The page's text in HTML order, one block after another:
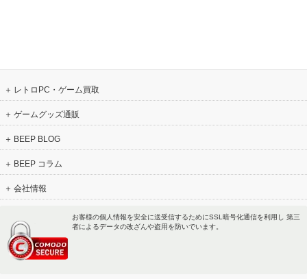
レトロPC・ゲーム買取
ゲームグッズ通販
BEEP BLOG
BEEP コラム
会社情報
お客様の個人情報を安全に送受信するためにSSL暗号化通信を利用し 第三
者によるデータの改ざんや盗用を防いでいます。